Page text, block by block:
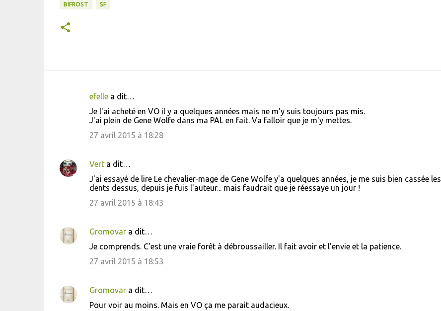
BIFROST SF
e
n
r
e
efellea dit…
Je l'ai acheté en VO il y a quelques années mais ne m'y suis toujours pas mis.
J'ai plein de Gene Wolfe dans ma PAL en fait. Va falloir que je m'y mettes.
27 avril 2015 à 18:28
Verta dit…
J'ai essayé de lire Le chevalier-mage de Gene Wolfe y'a quelques années, je me suis bien cassée les
dents dessus, depuis je fuis l'auteur... mais faudrait que je réessaye un jour !
27 avril 2015 à 18:43
Gromovara dit…
Je comprends. C'est une vraie forêt à débroussailler. Il fait avoir et l'envie et la patience.
27 avril 2015 à 18:53
Gromovara dit…
Pour voir au moins. Mais en VO ça me parait audacieux.